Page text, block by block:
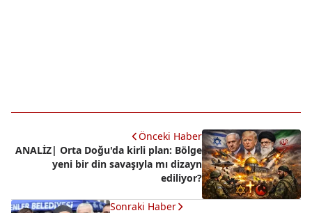
Önceki Haber
ANALİZ| Orta Doğu'da kirli plan: Bölge
yeni bir din savaşıyla mı dizayn
ediliyor?
Sonraki Haber